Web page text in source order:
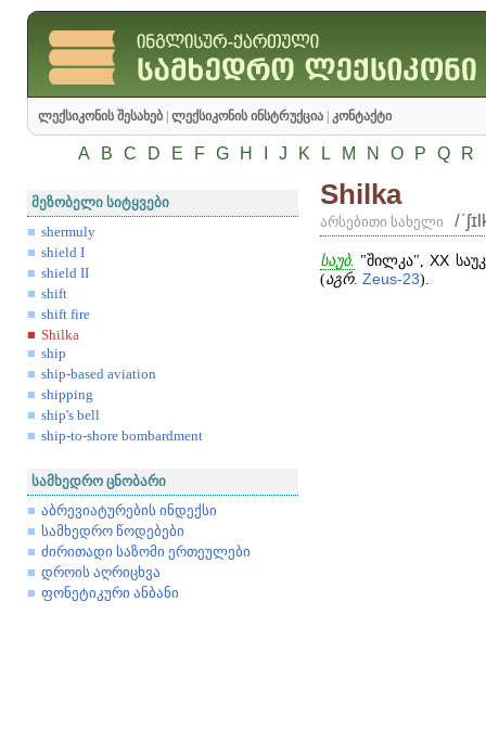
ლექსიკონის შესახებ ლექსიკონის ინსტრუქცია კონტაქტი
A B C D E F G H J K L M N O P Q R
მეზობელი სიტყვები
shermuly
shield I
shield II
shift
shift fire
Shilka
ship
ship-based aviation
shipping
ship's bell
ship-to-shore bombardment
სამხედრო ცნობარი
აბრევიატურების ინდექსი
სამხედრო წოდებები
ძირითადი საზომი ერთეულები
დროის აღრიცხვა
ფონეტიკური ანბანი
Shilka
არსებითი სახელი /
საუბ. "შილკა",XX
(აგრ. Zeus-23).